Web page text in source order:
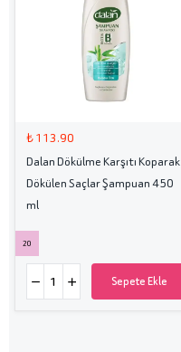
₺ 113.90
Dalan Dökülme Karşıtı Koparak
Dökülen Saçlar Şampuan 450
ml
20
Sepete Ekle